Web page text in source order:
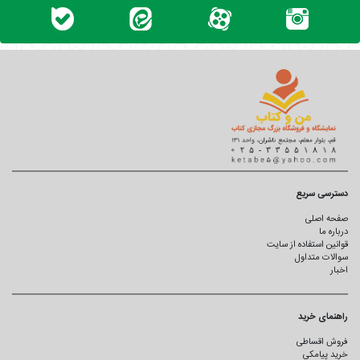
دسترسی سریع
صفحه اصلی
درباره ما
قوانین استفاده از سایت
سوالات متداول
اخبار
راهنمای خرید
فروش اقساطی
خرید پیامکی